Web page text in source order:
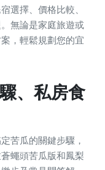
選擇、價格比較、
無論是家庭旅遊或
，輕鬆規劃您的宜
、私房食
苦瓜的關鍵步驟，
蠅頭苦瓜版和鳳梨